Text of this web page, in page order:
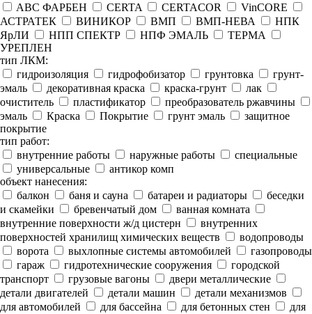
ABC ФАРБЕН
CERTA CERTACOR
VinCORE
АСТРАТЕК
ВИНИКОР ВМП ВМП-НЕВА
НПК
ЯрЛИ
НПП СПЕКТР НПФ ЭМАЛЬ
ТЕРМА
УРЕПЛЕН
тип ЛКМ:
гидроизоляция
гидрофобизатор грунтовка
грунт-
эмаль
декоративная краска краска-грунт
лак
очиститель
пластификатор
преобразователь ржавчины
эмаль
Краска Покрытие грунт эмаль
защитное
покрытие
тип работ:
внутренние работы
наружные работы
специальные
универсальные
антикор комп
объект нанесения:
балкон
баня и сауна батареи и радиаторы
беседки
и скамейки
бревенчатый дом
ванная комната
внутренние поверхности ж/д цистерн
внутренних
поверхностей хранилищ химических веществ
водопроводы
ворота
выхлопные системы автомобилей
газопроводы
гараж
гидротехнические сооружения
городской
транспорт
грузовые вагоны
двери металлические
детали двигателей
детали машин
детали механизмов
для автомобилей
для бассейна для бетонных стен
для